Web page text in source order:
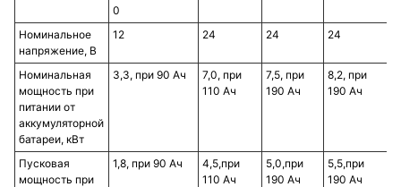
0
Номинальное
напряжение, В
12 24 24 24
Номинальная
мощность при
питании от
аккумуляторной
батареи, кВт
3,3, при 90 Ач
7,0, при
110 Ач
7,5, при
190 Ач
8,2, при
190 Ач
Пусковая
мощность при
1,8, при 90 Ач
4,5,при
110 Ач
5,0,при
190 Ач
5,5,при
190 Ач